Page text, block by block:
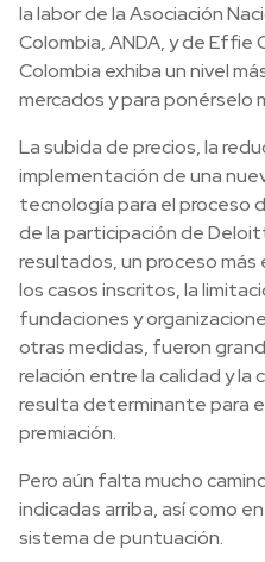
la labor de la Asociación
Colombia, ANDA, y de Effie
Colombia exhiba un nivel
mercados y para ponérselo
La subida de precios, la
implementación de una
tecnología para el proceso
de la participación de
resultados, un proceso
los casos inscritos, la
fundaciones y
otras medidas, fueron
relación entre la calidad y la
resulta determinante para
premiación.
Pero aún falta mucho
indicadas arriba, así como
sistema de puntuación.